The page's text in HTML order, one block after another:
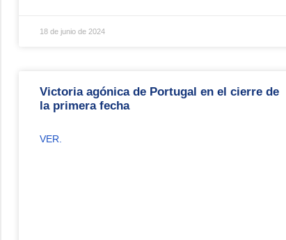
18 de junio de 2024
Victoria agónica de Portugal en el cierre de
la primera fecha
VER.